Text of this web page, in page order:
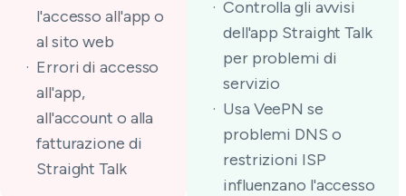
l'accesso all'app o
al sito web
Errori di accesso
all'app,
all'account o alla
fatturazione di
Straight Talk
Controlla gli avvisi
dell'app Straight Talk
per problemi di
servizio
Usa VeePN se
problemi DNS o
restrizioni ISP
influenzano l'accesso